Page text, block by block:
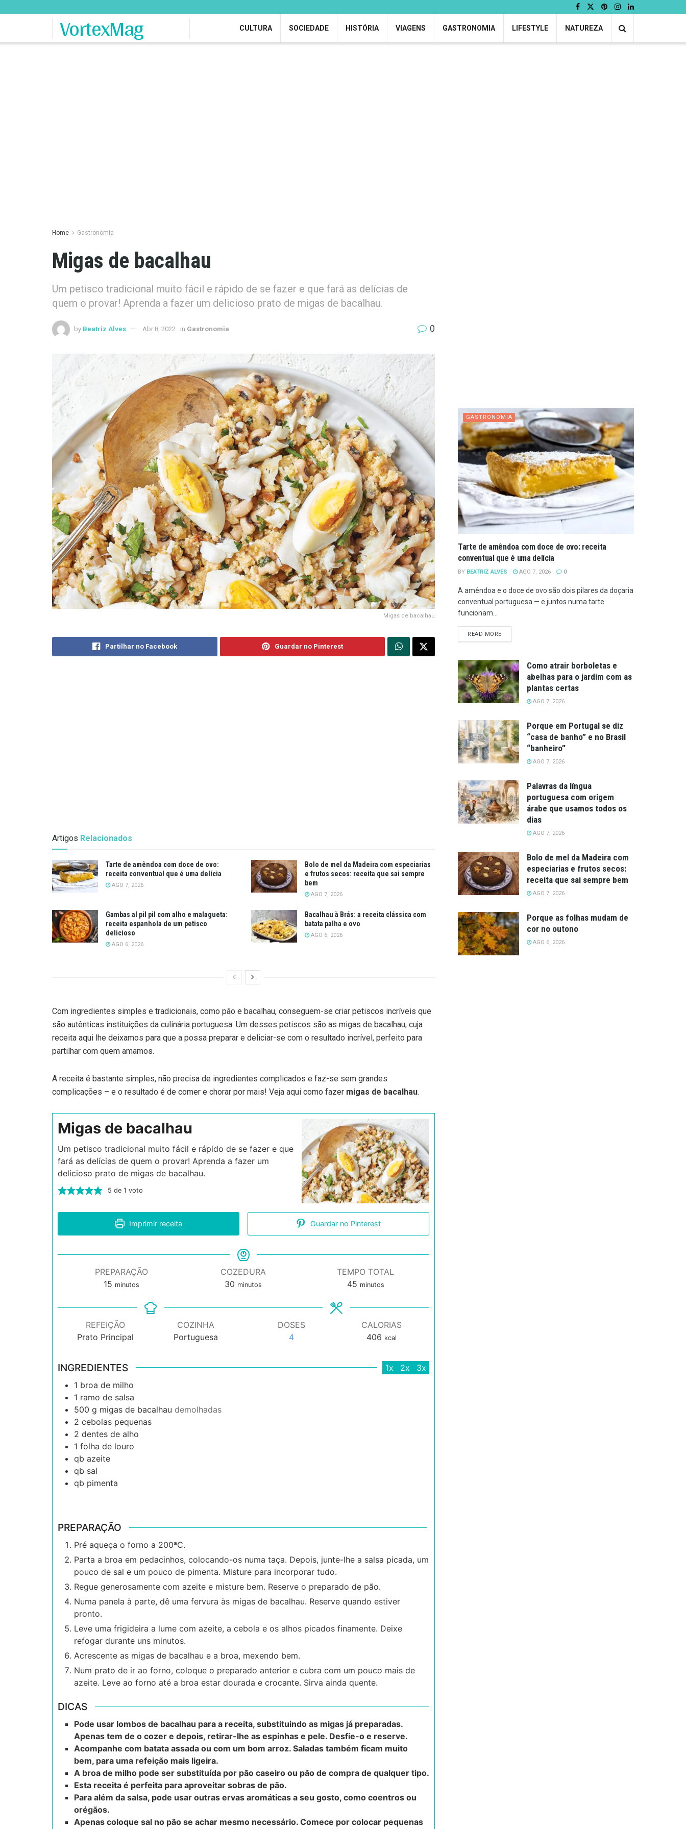
VortexMag CULTURA SOCIEDADE HISTÓRIA VIAGENS GASTRONOMIA LIFESTYLE NATUREZA
Home Gastronomia
Migas de bacalhau
Um petisco tradicional muito fácil e rápido de se fazer e que fará as delícias de
quem o provar! Aprenda a fazer um delicioso prato de migas de bacalhau.
by Beatriz Alves Abr 8, 2022 in Gastronomia 0
Migas de bacalhau
Partilhar no Facebook Guardar no Pinterest
Artigos Relacionados
Tarte de amêndoa com doce de ovo:
receita conventual que é uma delícia
AGO 7, 2026
Bolo de mel da Madeira com especiarias
e frutos secos: receita que sai sempre
bem
AGO 7, 2026
Gambas al pil pil com alho e malagueta:
receita espanhola de um petisco
delicioso
AGO 6, 2026
Bacalhau à Brás: a receita clássica com
batata palha e ovo
AGO 6, 2026
Com ingredientes simples e tradicionais, como pão e bacalhau, conseguem-se criar petiscos incríveis que
são autênticas instituições da culinária portuguesa. Um desses petiscos são as migas de bacalhau, cuja
receita aqui lhe deixamos para que a possa preparar e deliciar-se com o resultado incrível, perfeito para
partilhar com quem amamos.
A receita é bastante simples, não precisa de ingredientes complicados e faz-se sem grandes
complicações – e o resultado é de comer e chorar por mais! Veja aqui como fazer migas de bacalhau.
Migas de bacalhau
Um petisco tradicional muito fácil e rápido de se fazer e que
fará as delícias de quem o provar! Aprenda a fazer um
delicioso prato de migas de bacalhau.
5 de 1 voto
Imprimir receita Guardar no Pinterest
PREPARAÇÃO
15minutos
minutos
COZEDURA
30 minutos
minutos
TEMPO TOTAL
45minutos
minutos
REFEIÇÃO
Prato Principal
COZINHA
Portuguesa
DOSES
4
CALORIAS
406 kcal
INGREDIENTES 1x 2x
3x
1 broa de milho
1 ramo de salsa
500 g migas de bacalhau demolhadas
2 cebolas pequenas
2 dentes de alho
1 folha de louro
qb azeite
qb sal
qb pimenta
PREPARAÇÃO
Pré aqueça o forno a 200ªC.
Parta a broa em pedacinhos, colocando-os numa taça. Depois, junte-lhe a salsa picada, um
pouco de sal e um pouco de pimenta. Misture para incorporar tudo.
Regue generosamente com azeite e misture bem. Reserve o preparado de pão.
Numa panela à parte, dê uma fervura às migas de bacalhau. Reserve quando estiver
pronto.
Leve uma frigideira a lume com azeite, a cebola e os alhos picados finamente. Deixe
refogar durante uns minutos.
Acrescente as migas de bacalhau e a broa, mexendo bem.
Num prato de ir ao forno, coloque o preparado anterior e cubra com um pouco mais de
azeite. Leve ao forno até a broa estar dourada e crocante. Sirva ainda quente.
DICAS
Pode usar lombos de bacalhau para a receita, substituindo as migas já preparadas.
Apenas tem de o cozer e depois, retirar-lhe as espinhas e pele. Desfie-o e reserve.
Acompanhe com batata assada ou com um bom arroz. Saladas também ficam muito
bem, para uma refeição mais ligeira.
A broa de milho pode ser substituída por pão caseiro ou pão de compra de qualquer tipo.
Esta receita é perfeita para aproveitar sobras de pão.
Para além da salsa, pode usar outras ervas aromáticas a seu gosto, como coentros ou
orégãos.
Apenas coloque sal no pão se achar mesmo necessário. Comece por colocar pequenas
GASTRONOMIA
Tarte de amêndoa com doce de ovo: receita
conventual que é uma delícia
BY BEATRIZ ALVES AGO 7, 2026 0
A amêndoa e o doce de ovo são dois pilares da doçaria
conventual portuguesa — e juntos numa tarte
funcionam...
READ MOREDETAILS
Como atrair borboletas e
abelhas para o jardim com as
plantas certas
AGO 7, 2026
Porque em Portugal se diz
“casa de banho” e no Brasil
“banheiro”
AGO 7, 2026
Palavras da língua
portuguesa com origem
árabe que usamos todos os
dias
AGO 7, 2026
Bolo de mel da Madeira com
especiarias e frutos secos:
receita que sai sempre bem
AGO 7, 2026
Porque as folhas mudam de
cor no outono
AGO 6, 2026